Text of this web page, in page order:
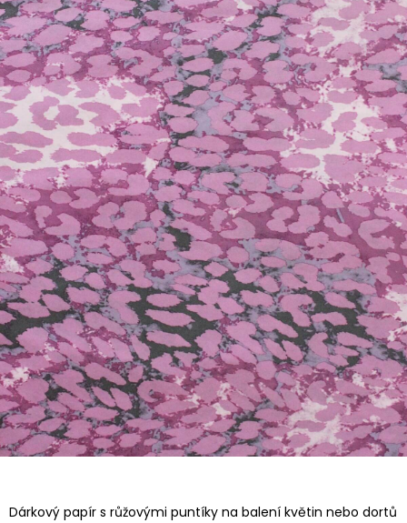
Dárkový papír s růžovými puntíky na balení květin nebo dortů